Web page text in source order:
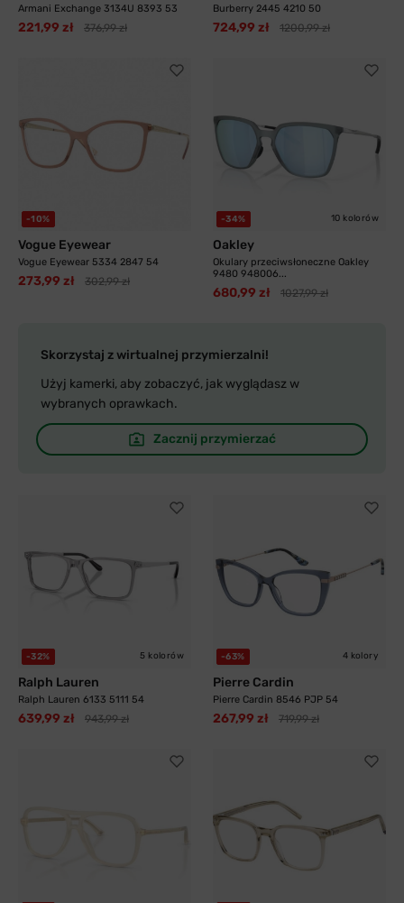
Armani Exchange 3134U 8393 53
221,99 zł 376,99 zł
Burberry 2445 4210 50
724,99 zł 1200,99 zł
-10%
Vogue Eyewear
Vogue Eyewear 5334 2847 54
273,99 zł 302,99 zł
-34% 10 kolorów
Oakley
Okulary przeciwsłoneczne Oakley
9480 948006...
680,99 zł 1027,99 zł
Skorzystaj z wirtualnej przymierzalni!
Użyj kamerki, aby zobaczyć, jak wyglądasz w
wybranych oprawkach.
Zacznij przymierzać
-32% 5 kolorów
Ralph Lauren
Ralph Lauren 6133 5111 54
639,99 zł 943,99 zł
-63% 4 kolory
Pierre Cardin
Pierre Cardin 8546 PJP 54
267,99 zł 719,99 zł